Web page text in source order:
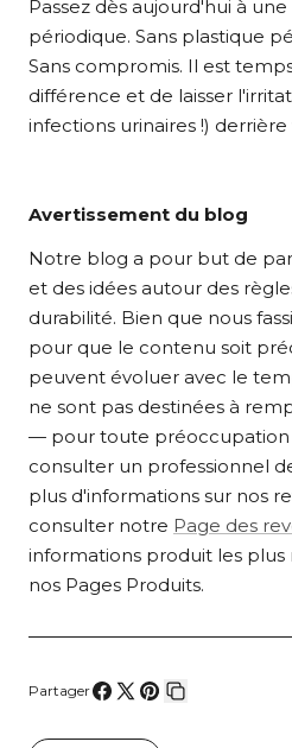
Passez dès aujourd'hui à
périodique. Sans plastique
Sans compromis. Il est
différence et de laisser
infections urinaires !) derrière
Avertissement du blog
Notre blog a pour but de
et des idées autour des
durabilité. Bien que nous
pour que le contenu soit
peuvent évoluer avec le
ne sont pas destinées à
— pour toute préoccupation
consulter un professionnel
plus d'informations sur nos
consulter notre Page des
informations produit les plus
nos Pages Produits.
Partager